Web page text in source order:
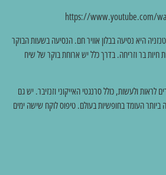
https://www.youtube.com/
היא נסיעה בבלון אוויר חם. הנסיעה בשעות הבוקר
חיות בר וזריחה. בדרך כלל יש ארוחת בוקר של שיח
ולעשות, כולל סרנגטי האייקוני וזנזיבר. יש גם
העומד בחופשיות בעולם. טיפוס לוקח שישה ימים